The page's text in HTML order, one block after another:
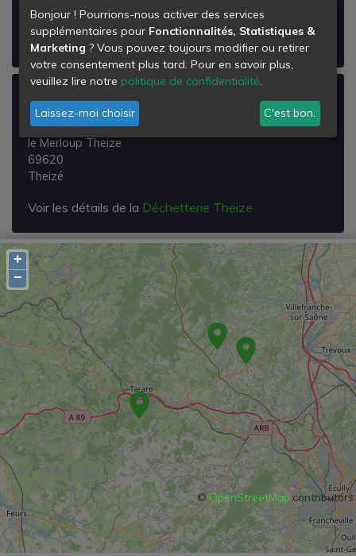
Voir les détails de laDéchetterie Saint-Laurent-
d'Oingt
Déchetterie Theize
le Merloup
le Merloup Theize
69620
Theizé
Voir les détails de la Déchetterie Theize
+
−
©OpenStreetMapcontributors
Bonjour ! Pourrions-nous activer des services
supplémentaires pour Fonctionnalités, Statistiques &
Marketing ? Vous pouvez toujours modifier ou retirer
votre consentement plus tard. Pour en savoir plus,
veuillez lire notre politique de confidentialité.
Laissez-moi choisir C'est bon.